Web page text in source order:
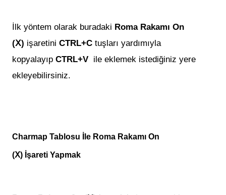
İlk yöntem olarak buradaki Roma Rakamı On
(Ⅹ) işaretini CTRL+C tuşları yardımıyla
kopyalayıp CTRL+V ile eklemek istediğiniz yere
ekleyebilirsiniz.
Charmap Tablosu İle Roma Rakamı On
(Ⅹ) İşareti Yapmak